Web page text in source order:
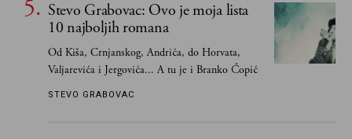
poznavale
Stevo Grabovac: Ovo je moja lista
10 najboljih romana
Od Kiša, Crnjanskog, Andrića, do Horvata,
Valjarevića i Jergovića... A tu je i Branko Ćopić
STEVO GRABOVAC